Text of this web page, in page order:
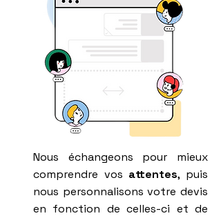
Nous échangeons pour mieux
comprendre vos attentes, puis
nous personnalisons votre devis
en fonction de celles-ci et de